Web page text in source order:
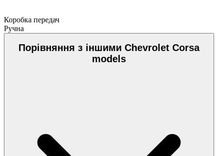
Коробка передач
Ручна
Порівняння з іншими Chevrolet Corsa
models